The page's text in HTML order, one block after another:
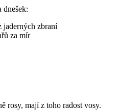
dnešek:
jaderných zbraní
za mír
rosy, mají z toho radost vosy.